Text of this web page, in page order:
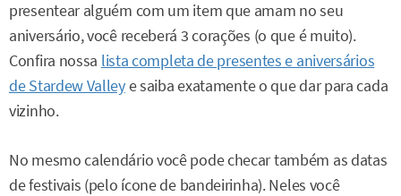
presentear alguém com um item que amam no seu
aniversário, você receberá 3 corações (o que é muito).
Confira nossa lista completa de presentes e aniversários
de Stardew Valleye saiba exatamente o que dar para cada
vizinho.
No mesmo calendário você pode checar também as datas
de festivais (pelo ícone de bandeirinha). Neles você